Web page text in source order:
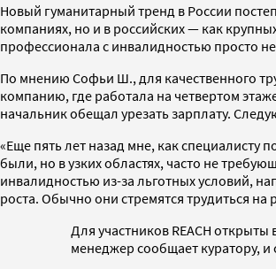
Новый гуманитарный тренд в России
компаниях, но и в российских — как
профессионала с инвалидностью просто
По мнению Софьи Ш., для качественного
компанию, где работала на четвертом
начальник обещал урезать зарплату.
«Еще пять лет назад мне, как
были, но в узких областях, часто не
инвалидностью из-за льготных условий,
роста. Обычно они стремятся трудиться
Для участников REACH
менеджер сообщает куратору, и